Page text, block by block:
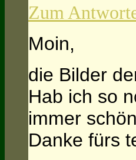
Zum
Moin,
die Bilder
Hab ich so
immer
Danke fürs